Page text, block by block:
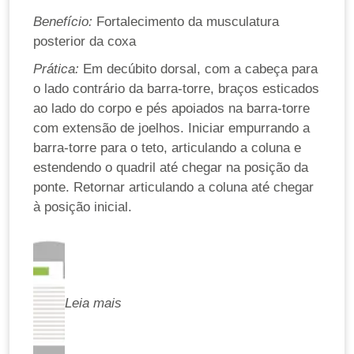
Benefício: Fortalecimento da musculatura
posterior da coxa
Prática: Em decúbito dorsal, com a cabeça para
o lado contrário da barra-torre, braços esticados
ao lado do corpo e pés apoiados na barra-torre
com extensão de joelhos. Iniciar empurrando a
barra-torre para o teto, articulando a coluna e
estendendo o quadril até chegar na posição da
ponte. Retornar articulando a coluna até chegar
à posição inicial.
Leia mais